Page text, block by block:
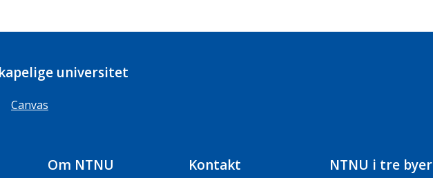
universitet
Canvas
Om NTNU Kontakt NTNU i tre byer